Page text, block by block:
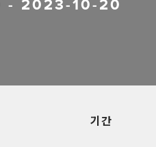
- 2023-10-20
기간